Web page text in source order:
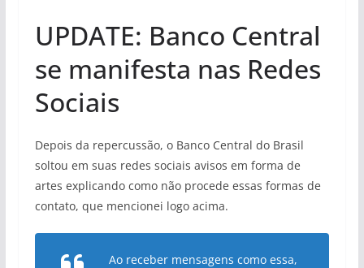
UPDATE: Banco Central
se manifesta nas Redes
Sociais
Depois da repercussão, o Banco Central do Brasil
soltou em suas redes sociais avisos em forma de
artes explicando como não procede essas formas de
contato, que mencionei logo acima.
Ao receber mensagens como essa,